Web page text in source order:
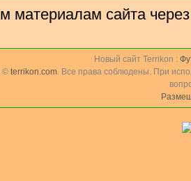
материалам сайта
Новый сайт Terrikon :
© terrikon.com. Все права соблюдены. При